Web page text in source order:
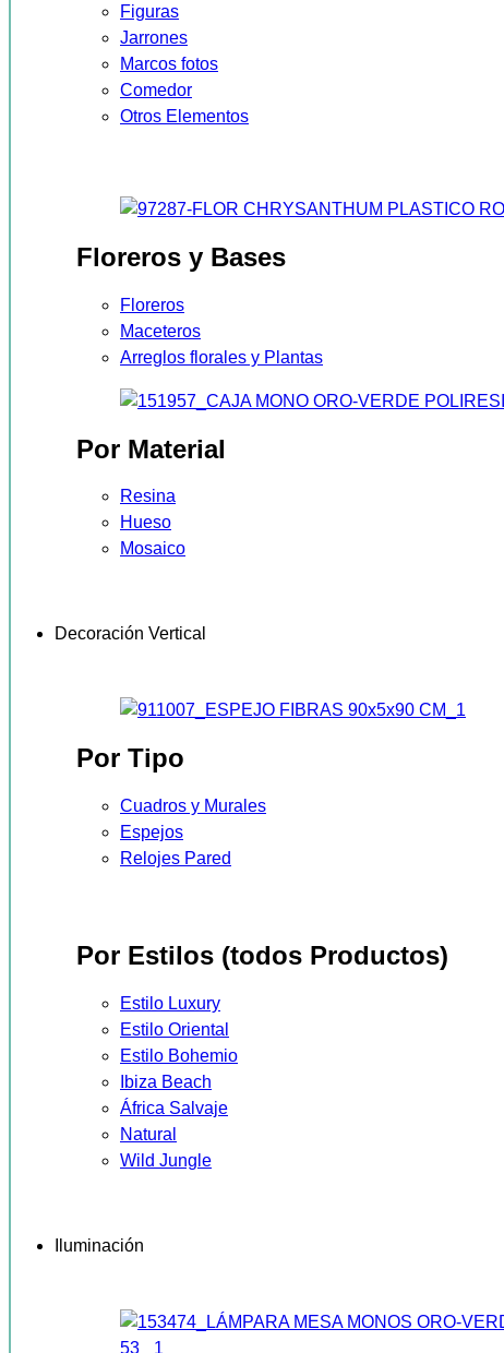
Figuras
Jarrones
Marcos fotos
Comedor
Otros Elementos
Floreros y Bases
Floreros
Maceteros
Arreglos florales y Plantas
Por Material
Resina
Hueso
Mosaico
Decoración Vertical
Por Tipo
Cuadros y Murales
Espejos
Relojes Pared
Por Estilos (todos Productos)
Estilo Luxury
Estilo Oriental
Estilo Bohemio
Ibiza Beach
África Salvaje
Natural
Wild Jungle
Iluminación